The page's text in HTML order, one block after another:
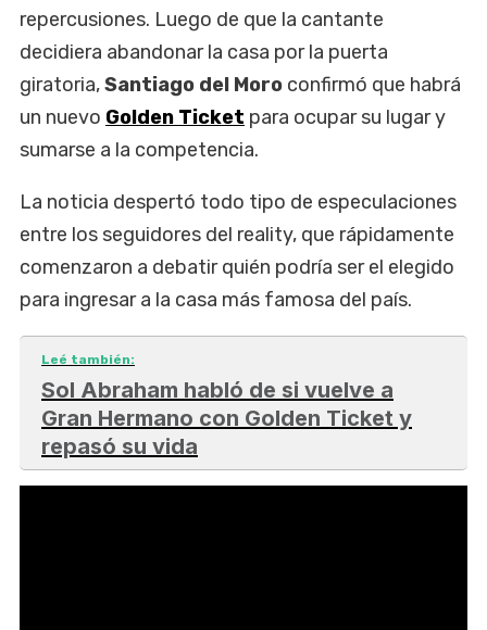
repercusiones. Luego de que la cantante
decidiera abandonar la casa por la puerta
giratoria,Santiago del Moro confirmó que habrá
un nuevo Golden Ticket para ocupar su lugar y
sumarse a la competencia.
La noticia despertó todo tipo de especulaciones
entre los seguidores del reality, que rápidamente
comenzaron a debatir quién podría ser el elegido
para ingresar a la casa más famosa del país.
Leé también:
Sol Abraham habló de si vuelve a
Gran Hermano con Golden Ticket y
repasó su vida